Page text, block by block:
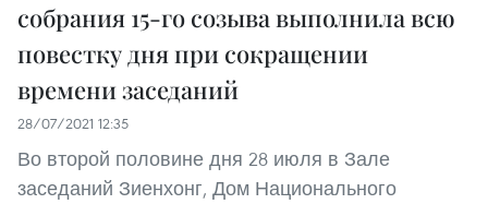
собрания 15-го созыва выполнила всю
повестку дня при сокращении
времени заседаний
28/07/2021 12:35
Во второй половине дня 28 июля в Зале
заседаний Зиенхонг, Дом Национального